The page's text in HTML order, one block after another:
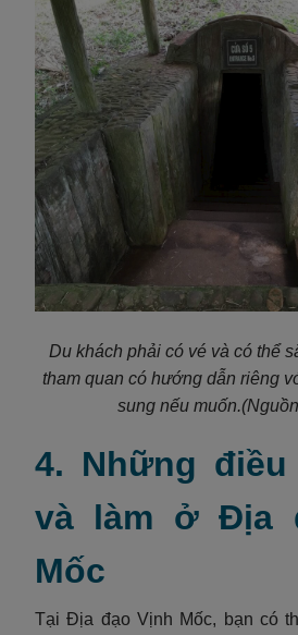
Du khách phải có vé và có thể
tham quan có hướng dẫn riêng
sung nếu muốn.
4. Những điều
và làm ở Địa
Mốc
Tại Địa đạo Vịnh Mốc, bạn có